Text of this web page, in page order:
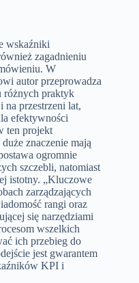
wskaźniki
zagadnieniu
W
autor przeprowadza
różnych praktyk
na przestrzeni lat,
efektywności
ten projekt
znaczenie mają
ogromnie
szczebli, natomiast
istotny. „Kluczowe
zarządzających
rangi oraz
się narzędziami
wszelkich
ich przebieg do
jest gwarantem
KPI i